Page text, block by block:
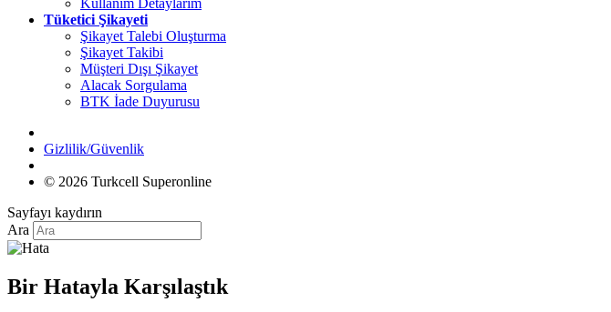
Kullanım Detaylarım
Tüketici Şikayeti
Şikayet Talebi Oluşturma
Şikayet Takibi
Müşteri Dışı Şikayet
Alacak Sorgulama
BTK İade Duyurusu
Gizlilik/Güvenlik
© 2026 Turkcell Superonline
Sayfayı kaydırın
Ara
Bir Hatayla Karşılaştık